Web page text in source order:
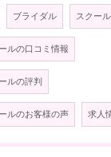
ブライダル スクール
ルの口コミ情報
ルの評判
ルのお客様の声 求人